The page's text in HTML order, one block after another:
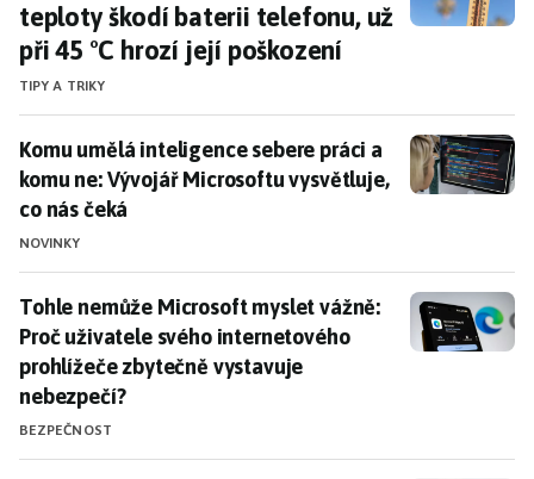
teploty škodí baterii telefonu, už
při 45 °C hrozí její poškození
TIPY A TRIKY
Komu umělá inteligence sebere práci a komu ne:
Komu umělá inteligence sebere práci a
komu ne: Vývojář Microsoftu vysvětluje,
co nás čeká
NOVINKY
Tohle nemůže Microsoft myslet vážně: Proč
Tohle nemůže Microsoft myslet vážně:
Proč uživatele svého internetového
prohlížeče zbytečně vystavuje
nebezpečí?
BEZPEČNOST